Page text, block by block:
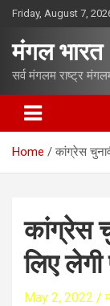
o
e
Friday, August 7,
मंगल भारत
सर्व मंगलम राष्ट्र
Home कांग्रेस
कांग्रेस
लिए
May 2, 2022